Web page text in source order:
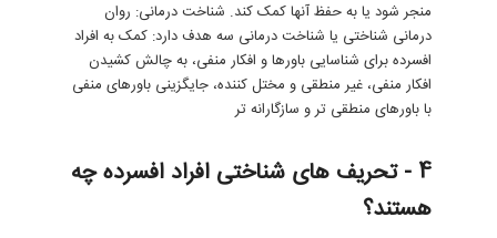
منجر شود یا به حفظ آنها کمک کند. شناخت درمانی: روان
درمانی شناختی یا شناخت درمانی سه هدف دارد: کمک به افراد
افسرده برای شناسایی باورها و افکار منفی، به چالش کشیدن
افکار منفی، غیر منطقی و مختل کننده، جایگزینی باورهای منفی
با باورهای منطقی تر و سازگارانه تر
4 - تحریف های شناختی افراد افسرده چه
هستند؟